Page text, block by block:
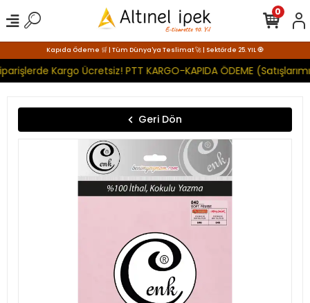
Kapıda Ödeme 🛒 | Tüm Dünya'ya Teslimat 🚀 | Sektörde 25. YIL 🧿
Kargo Ücretsiz! PTT KARGO-KAPIDA ÖDEME
0
Geri Dön